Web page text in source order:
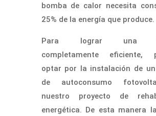
bomba de calor necesita
25% de la energía que produce.
Para lograr una
completamente eficiente,
optar por la instalación de
de autoconsumo
nuestro proyecto de
energética. De esta manera